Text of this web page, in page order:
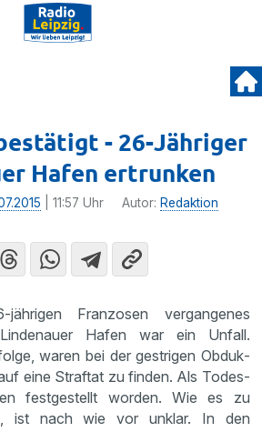
- 26-Jähriger
Hafen ertrunken
| 11:57 Uhr Autor: Redaktion
Franzosen vergan­genes
Hafen war ein Unfall.
waren bei der gestrigen Obduk­
eine Straftat zu finden. Als Todes­
festge­stellt worden. Wie es zu
ist nach wie vor unklar. In den